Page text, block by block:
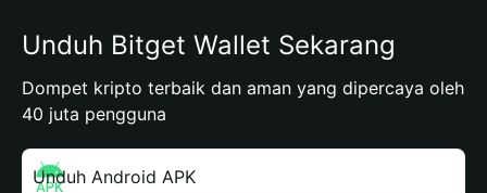
Unduh Bitget Wallet Sekarang
Dompet kripto terbaik dan aman yang dipercaya oleh
40 juta pengguna
Unduh Android APK